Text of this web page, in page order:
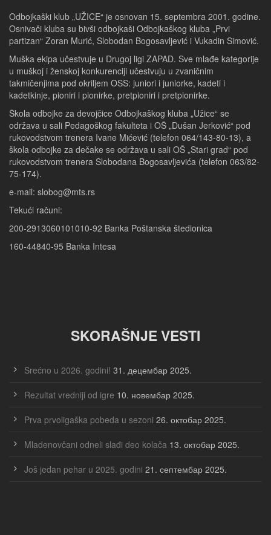
Odbojkaški klub „UŽICE“ je osnovan 15. septembra 2001. godine.
Osnivači kluba su bivši odbojkaši Odbojkaškog kluba „Prvi
partizan“ Zoran Murić, Slobodan Bogosavljević i Vukadin Simović.
Muška ekipa učestvuje u Drugoj ligi ZAPAD. Sve mlađe kategorije
u muškoj i ženskoj konkurenciji učestvuju u zvaničnim
takmičenjima pod okriljem OSS: juniori i juniorke, kadeti i
kadetkinje, pioniri i pionirke, pretpioniri i pretpionirke.
Škola odbojke za devojčice Odbojkaškog kluba „Užice“ se
održava u sali Pedagoškog fakulteta i OŠ „Dušan Jerković“ pod
rukovodstvom trenera Ivane Mićević (telefon 064/143-80-13), a
škola odbojke za dečake se održava u sali OŠ „Stari grad“ pod
rukovodstvom trenera Slobodana Bogosavljevića (telefon 063/82-
75-174).
e-mail: slobog@mts.rs
Tekući računi:
200-2913060101010-92 Banka Poštanska štedionica
160-44840-95 Banka Intesa
SKORAŠNJE VESTI
Srećno u 2026. godini! 31. децембар 2025.
Rezultat vredniji od igre 10. новембар 2025.
Prva prvoligaška pobeda u sezoni 26. октобар 2025.
Mladenovčani odneli slađi deo kolača 13. октобар 2025.
Još jedan pehar u 2025. godini 21. септембар 2025.